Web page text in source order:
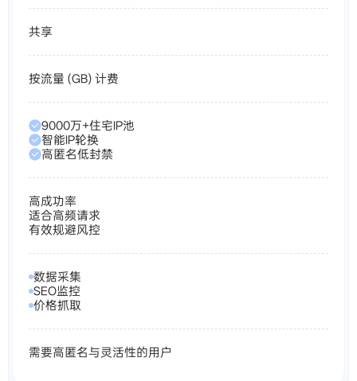
共享
按流量 (GB) 计费
9000万+住宅IP池
智能IP轮换
高匿名低封禁
高成功率
适合高频请求
有效规避风控
数据采集
SEO监控
价格抓取
需要高匿名与灵活性的用户